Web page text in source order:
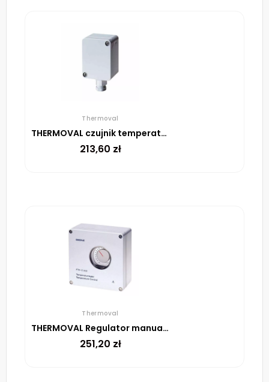
Thermoval
THERMOVAL czujnik temperatury do UTR, powietrzny, w puszce
213,60 zł
Thermoval
THERMOVAL Regulator manualny FTR-E 3121
251,20 zł